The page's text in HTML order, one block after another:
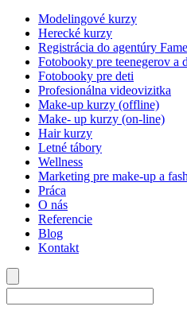
Modelingové kurzy
Herecké kurzy
Registrácia do agentúry
Fotobooky pre teenegerov a
Fotobooky pre deti
Profesionálna videovizitka
Make-up kurzy (offline)
Make- up kurzy (on-line)
Hair kurzy
Letné tábory
Wellness
Marketing pre make-up a
Práca
O nás
Referencie
Blog
Kontakt